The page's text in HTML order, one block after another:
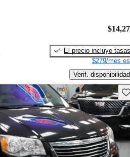
El precio incluye tasas
$279/mes
Verif. disponibilidad